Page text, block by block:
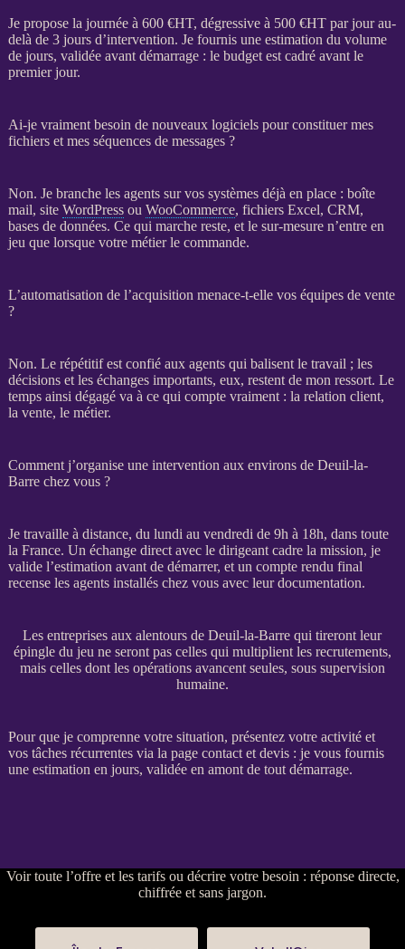
Je propose la journée à 600 €HT, dégressive à 500 €HTpar jour au-
delà de 3 jours d’intervention. Je fournis une estimation du volume
de jours, validée avant démarrage : le budget est cadré avant le
premier jour.
Ai-je vraiment besoin de nouveaux logiciels pour constituer mes
fichiers et mes séquences de messages ?
Non. Je branche les agentssur vos systèmes déjà en place : boîte
mail, site WordPressou WooCommerce, fichiers Excel, CRM,
bases de données. Ce qui marche reste, et le sur-mesure n’entre en
jeu que lorsque votre métier le commande.
L’automatisation de l’acquisition menace-t-elle vos équipes de vente
?
Non. Le répétitif est confié aux agentsqui balisent le travail ; les
décisions et les échanges importants, eux, restent de mon ressort. Le
temps ainsi dégagé va à ce qui compte vraiment : la relation client,
la vente, le métier.
Comment j’organise une intervention aux environs de Deuil-la-
Barre chez vous ?
Je travaille à distance, du lundi au vendredi de 9h à 18h, dans toute
la France. Un échange direct avec le dirigeant cadre la mission, je
valide l’estimation avant de démarrer, et un compte rendu final
recense les agentsinstallés chez vous avec leur documentation.
Les entreprises aux alentours de Deuil-la-Barre qui tireront leur
épingle du jeu ne seront pas celles qui multiplient les recrutements,
mais celles dont les opérations avancent seules, sous supervision
humaine.
Pour que je comprenne votre situation, présentez votre activité et
vos tâches récurrentes via la page contact et devis: je vous fournis
une estimation en jours, validée en amont de tout démarrage.
Voirtoute l’offre et les tarifsou décrire votre besoin : réponse directe,
chiffrée et sans jargon.